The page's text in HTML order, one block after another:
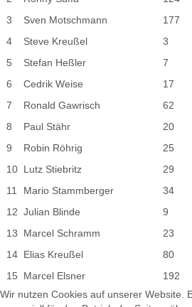
3
Sven Motschmann 177
4
Steve Kreußel 3
5
Stefan Heßler 7
6
Cedrik Weise 17
7
Ronald Gawrisch 62
8
Paul Stähr 20
9
Robin Röhrig 25
10
Lutz Stiebritz 29
11
Mario Stammberger 34
12 Julian Blinde 9
13
Marcel Schramm
23
14
Elias Kreußel 80
15
Marcel Elsner 192
Wir nutzen Cookies auf unserer Website.